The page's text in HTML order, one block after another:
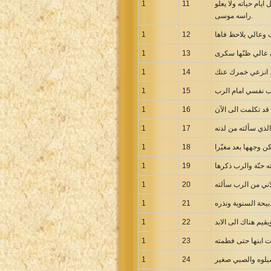
Greek NT Byzantine Majority
Greek NT Textus Receptus
Greek NT Wescott-Hort
Greek Septuagint Old Testament
Hebrew Modern Bible
Hebrew OT WM Leningrad Codex
Hungarian Karoli Bible
Icelandic Bible
Indonesian Baru Bible
Indonesian Lama Bible
Italian Riveduta 1927 Bible
Korean Bible
Latin Vulgate NT
1 11
حياته ولا يعلو
راسه موسى.
1 12
1 13
1 14
1 15
1 16
1 17
1 18 وجهها بعد مغيّرا
1 19
1 20
1 21
1 22
1 23 ابنها حتى فطمته
1 24